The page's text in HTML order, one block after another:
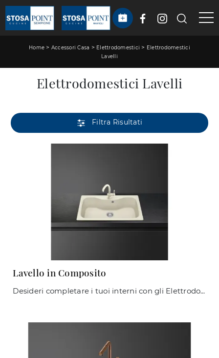
Home > Accessori Casa > Elettrodomestici > Elettrodomestici
Lavelli
Elettrodomestici Lavelli
Filtra Risultati
Lavello in Composito
Desideri completare i tuoi interni con gli Elettrodomestici Smeg? Ti presentiamo vari modelli di Lavelli come Lavello in Composito.